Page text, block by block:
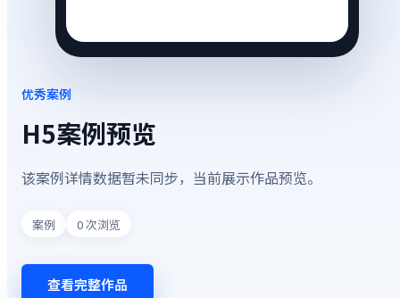
优秀案例
H5案例预览
该案例详情数据暂未同步，当前展示作品预览。
案例 0次浏览
查看完整作品